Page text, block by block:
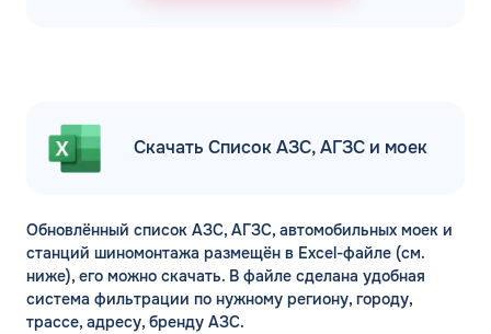
Скачать Список АЗС, АГЗС и моек
Обновлённый список АЗС, АГЗС, автомобильных моек и
станций шиномонтажа размещён в Excel-файле (см.
ниже), его можно скачать. В файле сделана удобная
система фильтрации по нужному региону, городу,
трассе, адресу, бренду АЗС.